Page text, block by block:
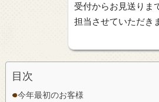
受付からお見送りま
担当させていただき
目次
今年最初のお客様